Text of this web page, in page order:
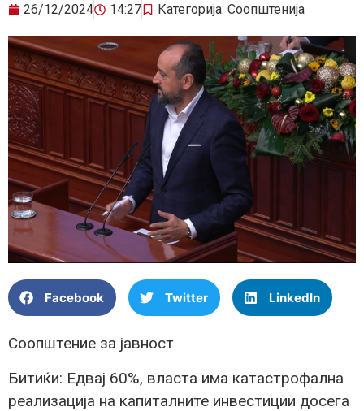
26/12/2024 14:27 Категорија: Соопштенија
Facebook Twitter LinkedIn
Соопштение за јавност
Битиќи: Едвај 60%, власта има катастрофална
реализација на капиталните инвестиции досега